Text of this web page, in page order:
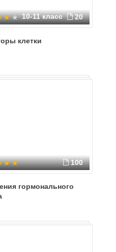
10-11 класс 20
клетки
100
гормонального